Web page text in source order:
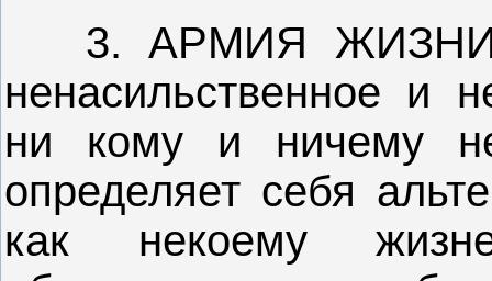
3. АРМИЯ ЖИЗНИ,
ненасильственное и
ни кому и ничему не
определяет себя
как некоему